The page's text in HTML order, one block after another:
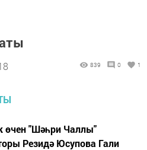
839 0 1
өчен "Шәһри Чаллы"
Резидә Юсупова Гали